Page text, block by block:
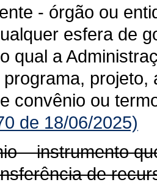
- órgão ou
esfera de
qual a
convênio ou
de 18/06/2025)
– instrumento
de